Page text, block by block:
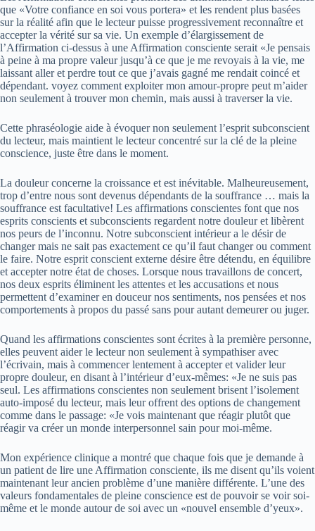
que «Votre confiance en soi vous portera» et les rendent plus basées
sur la réalité afin que le lecteur puisse progressivement reconnaître et
accepter la vérité sur sa vie. Un exemple d’élargissement de
l’Affirmation ci-dessus à une Affirmation consciente serait «Je pensais
à peine à ma propre valeur jusqu’à ce que je me revoyais à la vie, me
laissant aller et perdre tout ce que j’avais gagné me rendait coincé et
dépendant. voyez comment exploiter mon amour-propre peut m’aider
non seulement à trouver mon chemin, mais aussi à traverser la vie.
Cette phraséologie aide à évoquer non seulement l’esprit subconscient
du lecteur, mais maintient le lecteur concentré sur la clé de la pleine
conscience, juste être dans le moment.
La douleur concerne la croissance et est inévitable. Malheureusement,
trop d’entre nous sont devenus dépendants de la souffrance … mais la
souffrance est facultative! Les affirmations conscientes font que nos
esprits conscients et subconscients regardent notre douleur et libèrent
nos peurs de l’inconnu. Notre subconscient intérieur a le désir de
changer mais ne sait pas exactement ce qu’il faut changer ou comment
le faire. Notre esprit conscient externe désire être détendu, en équilibre
et accepter notre état de choses. Lorsque nous travaillons de concert,
nos deux esprits éliminent les attentes et les accusations et nous
permettent d’examiner en douceur nos sentiments, nos pensées et nos
comportements à propos du passé sans pour autant demeurer ou juger.
Quand les affirmations conscientes sont écrites à la première personne,
elles peuvent aider le lecteur non seulement à sympathiser avec
l’écrivain, mais à commencer lentement à accepter et valider leur
propre douleur, en disant à l’intérieur d’eux-mêmes: «Je ne suis pas
seul. Les affirmations conscientes non seulement brisent l’isolement
auto-imposé du lecteur, mais leur offrent des options de changement
comme dans le passage: «Je vois maintenant que réagir plutôt que
réagir va créer un monde interpersonnel sain pour moi-même.
Mon expérience clinique a montré que chaque fois que je demande à
un patient de lire une Affirmation consciente, ils me disent qu’ils voient
maintenant leur ancien problème d’une manière différente. L’une des
valeurs fondamentales de pleine conscience est de pouvoir se voir soi-
même et le monde autour de soi avec un «nouvel ensemble d’yeux».